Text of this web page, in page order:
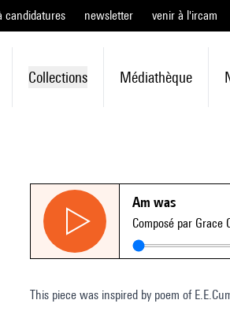
candidatures newsletter venir à l'ircam
Collections Médiathèque
Am was
Composé par Grace
This piece was inspired by poem of